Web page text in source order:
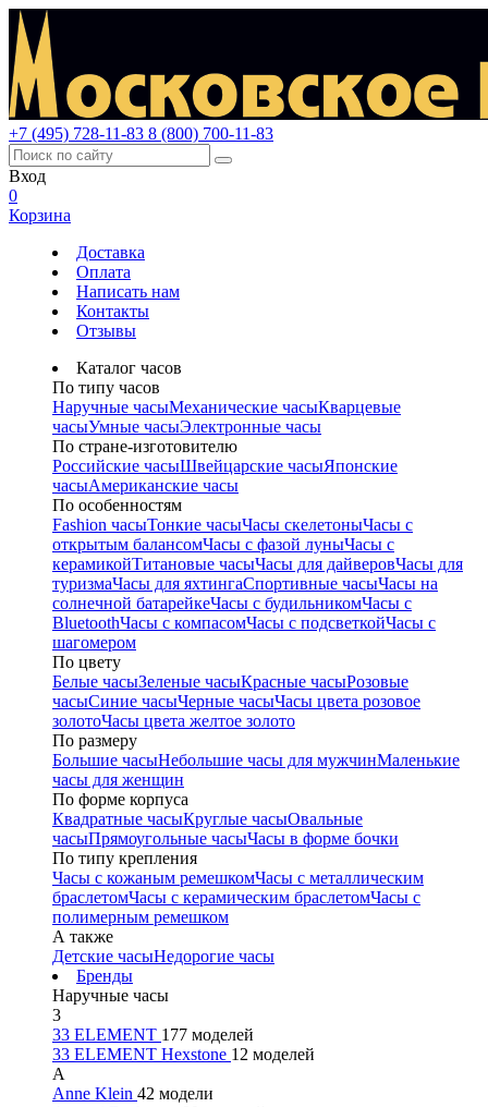
+7 (495) 728-11-83 8 (800) 700-11-83
Вход
0
Корзина
Доставка
Оплата
Написать нам
Контакты
Отзывы
Каталог часов
По типу часов
Наручные часыМеханические часыКварцевые
часыУмные часыЭлектронные часы
По стране-изготовителю
Российские часыШвейцарские часыЯпонские
часыАмериканские часы
По особенностям
Fashion часыТонкие часыЧасы скелетоныЧасы с
открытым балансомЧасы с фазой луныЧасы с
керамикойТитановые часыЧасы для дайверовЧасы для
туризмаЧасы для яхтингаСпортивные часыЧасы на
солнечной батарейкеЧасы с будильникомЧасы с
BluetoothЧасы с компасомЧасы с подсветкойЧасы с
шагомером
По цвету
Белые часыЗеленые часыКрасные часыРозовые
часыСиние часыЧерные часыЧасы цвета розовое
золотоЧасы цвета желтое золото
По размеру
Большие часыНебольшие часы для мужчинМаленькие
часы для женщин
По форме корпуса
Квадратные часыКруглые часыОвальные
часыПрямоугольные часыЧасы в форме бочки
По типу крепления
Часы с кожаным ремешкомЧасы с металлическим
браслетомЧасы с керамическим браслетомЧасы с
полимерным ремешком
А также
Детские часыНедорогие часы
Бренды
Наручные часы
3
33 ELEMENT 177 моделей
33 ELEMENT Hexstone 12 моделей
A
Anne Klein 42 модели